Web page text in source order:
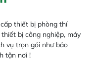
thiết bị phòng thí
bị công nghiệp, máy
vụ trọn gói như bảo
tận nơi !